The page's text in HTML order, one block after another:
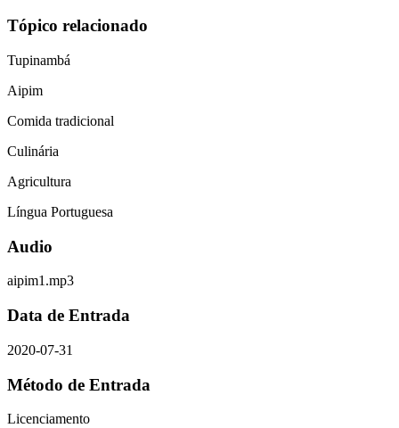
Tópico relacionado
Tupinambá
Aipim
Comida tradicional
Culinária
Agricultura
Língua Portuguesa
Audio
aipim1.mp3
Data de Entrada
2020-07-31
Método de Entrada
Licenciamento